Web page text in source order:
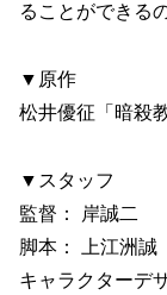
ることができる
▼原作
松井優征「暗殺
▼スタッフ
監督： 岸誠二
脚本： 上江洲誠
キャラクターデ